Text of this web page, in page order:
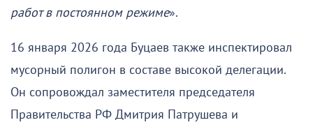
работ в постоянном режиме».
16 января 2026 года Буцаев также инспектировал
мусорный полигон в составе высокой делегации.
Он сопровождал заместителя председателя
Правительства РФ Дмитрия Патрушева и